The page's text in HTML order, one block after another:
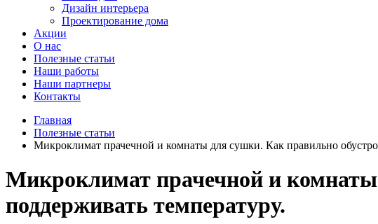
Дизайн интерьера
Проектирование дома
Акции
О нас
Полезные статьи
Наши работы
Наши партнеры
Контакты
Главная
Полезные статьи
Микроклимат прачечной и комнаты для сушки. Как правильно
Микроклимат прачечной и
поддерживать температуру.